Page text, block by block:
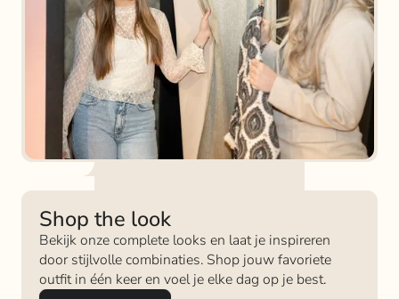
Shop the look
Bekijk onze complete looks en laat je inspireren
door stijlvolle combinaties. Shop jouw favoriete
outfit in één keer en voel je elke dag op je best.